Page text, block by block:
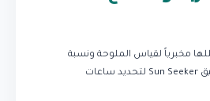
ونحللها مخبرياً لقياس الملوحة ونسبة
الصرف. نستخدم تطبيق Sun Seeker لتحديد ساعات